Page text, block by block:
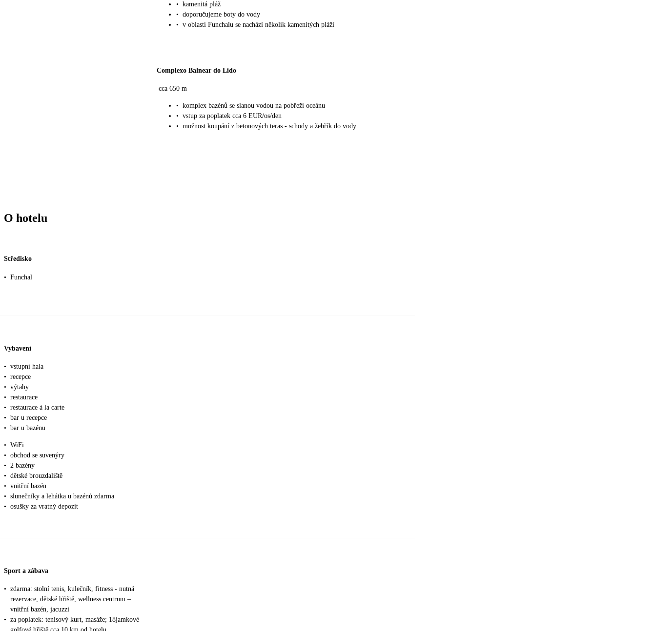
• kamenitá pláž
• doporučujeme boty do vody
• v oblasti Funchalu se nachází několik kamenitých pláží
Complexo Balnear do Lido
cca 650 m
• komplex bazénů se slanou vodou na pobřeží oceánu
• vstup za poplatek cca 6 EUR/os/den
• možnost koupání z betonových teras - schody a žebřík do vody
O hotelu
Středisko
• Funchal
Vybavení
• vstupní hala
• recepce
• výtahy
• restaurace
• restaurace à la carte
• bar u recepce
• bar u bazénu
• WiFi
• obchod se suvenýry
• 2 bazény
• dětské brouzdaliště
• vnitřní bazén
• slunečníky a lehátka u bazénů zdarma
• osušky za vratný depozit
Sport a zábava
• zdarma: stolní tenis, kulečník, fitness - nutná
rezervace, dětské hřiště, wellness centrum –
vnitřní bazén, jacuzzi
• za poplatek: tenisový kurt, masáže; 18jamkové